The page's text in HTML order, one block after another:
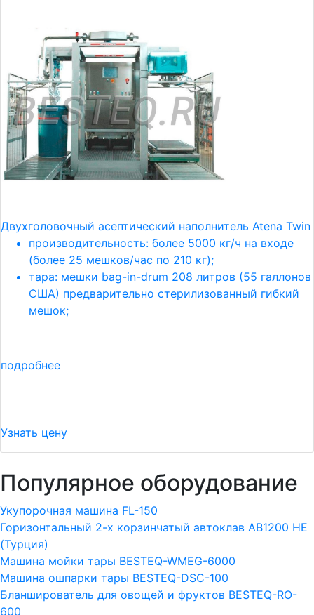
Двухголовочный асептический наполнитель Atena Twin
производительность: более 5000 кг/ч на входе
(более 25 мешков/час по 210 кг);
тара: мешки bag-in-drum 208 литров (55 галлонов
США) предварительно стерилизованный гибкий
мешок;
подробнее
Узнать цену
Популярное оборудование
Укупорочная машина FL-150
Горизонтальный 2-х корзинчатый автоклав АВ1200 HE
(Турция)
Машина мойки тары BESTEQ-WMEG-6000
Машина ошпарки тары BESTEQ-DSC-100
Бланширователь для овощей и фруктов BESTEQ-RO-
600